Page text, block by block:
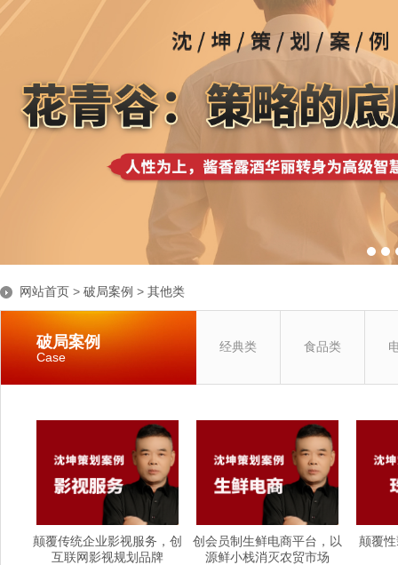
网站首页 > 破局案例 > 其他类
破局案例
Case
经典类 食品类
颠覆传统企业影视服务，创
互联网影视规划品牌
创会员制生鲜电商平台，以
源鲜小栈消灭农贸市场
颠覆